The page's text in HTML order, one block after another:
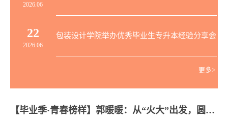
2026.06
22
2026.06
包装设计学院举办优秀毕业生专升本经验分享会
更多>
【毕业季·青春榜样】郭暖暖：从“火大”出发，圆梦“985+211+双一流”高校